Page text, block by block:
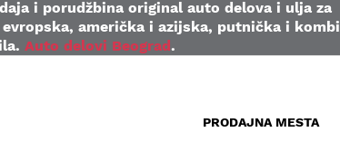
i porudžbina original auto delova i ulja za
evropska, američka i azijska, putnička i kombi
Auto delovi Beograd.
PRODAJNA MESTA